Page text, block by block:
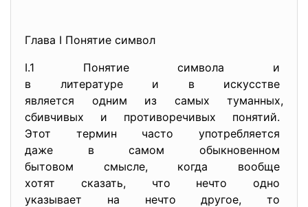
Глава I Понятие символ
I.1 Понятие символа и
в литературе и в искусстве
является одним из самых туманных,
сбивчивых и противоречивых понятий.
Этот термин часто употребляется
даже в самом обыкновенном
бытовом смысле, когда вообще
хотят сказать, что нечто одно
указывает на нечто другое, то